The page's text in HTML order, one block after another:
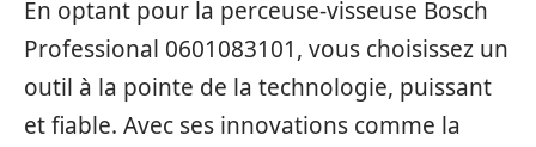
En optant pour la perceuse-visseuse Bosch
Professional 0601083101, vous choisissez un
outil à la pointe de la technologie, puissant
et fiable. Avec ses innovations comme la